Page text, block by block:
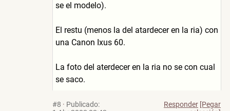
se el modelo).
El restu (menos la del atardecer en la ria) con
una Canon Ixus 60.
La foto del aterdecer en la ria no se con cual
se saco.
#8 · Publicado:
Responder [Pegar